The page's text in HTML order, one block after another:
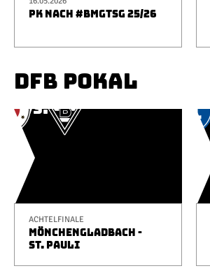
PK NACH #BMGTSG 25/26
DFB POKAL
ACHTELFINALE
MÖNCHENGLADBACH -
ST. PAULI